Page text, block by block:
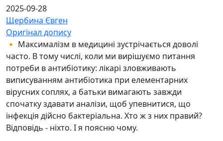
2025-09-28
Щербина Євген
Оригінал допису
🔸 Максималізм в медицині зустрічається доволі
часто. В тому числі, коли ми вирішуємо питання
потреби в антибіотику: лікарі зловживають
виписуванням антибіотика при елементарних
вірусних соплях, а батьки вимагають завжди
спочатку здавати аналізи, щоб упевнитися, що
інфекція дійсно бактеріальна. Хто ж з них правий?
Відповідь - ніхто. І я поясню чому.